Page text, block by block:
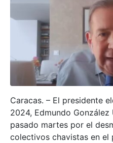
Caracas. – El presidente
2024, Edmundo
pasado martes por el
colectivos chavistas en el